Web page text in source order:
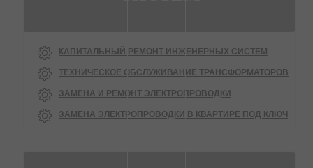
КАПИТАЛЬНЫЙ РЕМОНТ ИНЖЕНЕРНЫХ СИСТЕМ
ТЕХНИЧЕСКОЕ ОБСЛУЖИВАНИЕ ТРАНСФОРМАТОРОВ
ЗАМЕНА И РЕМОНТ ЭЛЕКТРОПРОВОДКИ
ЗАМЕНА ЭЛЕКТРОПРОВОДКИ В КВАРТИРЕ ПОД КЛЮЧ